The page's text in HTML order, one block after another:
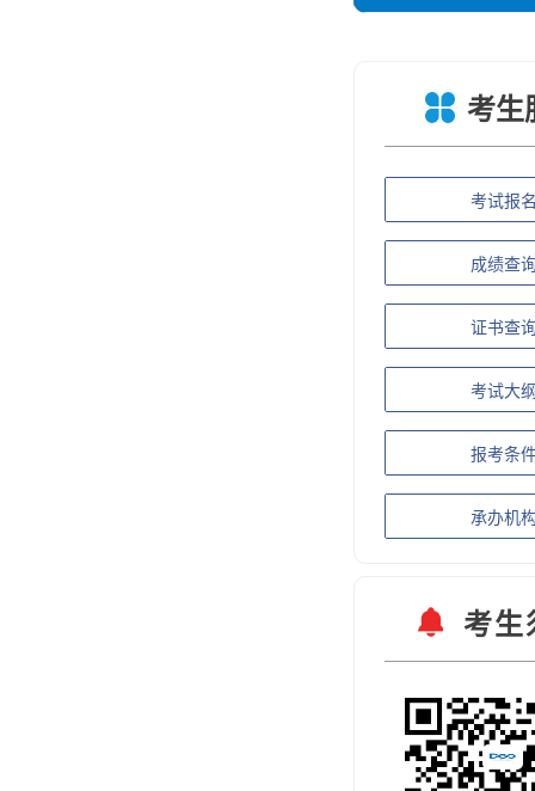
考生
考试报
成绩查
证书查
考试大
报考条
承办机
考生